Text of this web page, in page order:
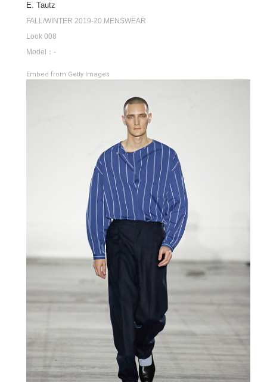
E. Tautz
FALL/WINTER 2019-20 MENSWEAR
Look 008
Model：-
Embed from Getty Images